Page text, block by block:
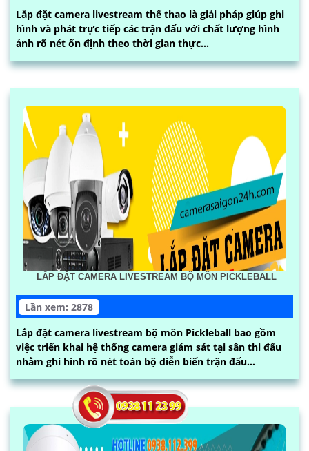
Lắp đặt camera livestream thể thao là giải pháp giúp ghi
hình và phát trực tiếp các trận đấu với chất lượng hình
ảnh rõ nét ổn định theo thời gian thực...
LẮP ĐẶT CAMERA LIVESTREAM BỘ MÔN PICKLEBALL
Lần xem: 2878
Lắp đặt camera livestream bộ môn Pickleball bao gồm
việc triển khai hệ thống camera giám sát tại sân thi đấu
nhằm ghi hình rõ nét toàn bộ diễn biến trận đấu...